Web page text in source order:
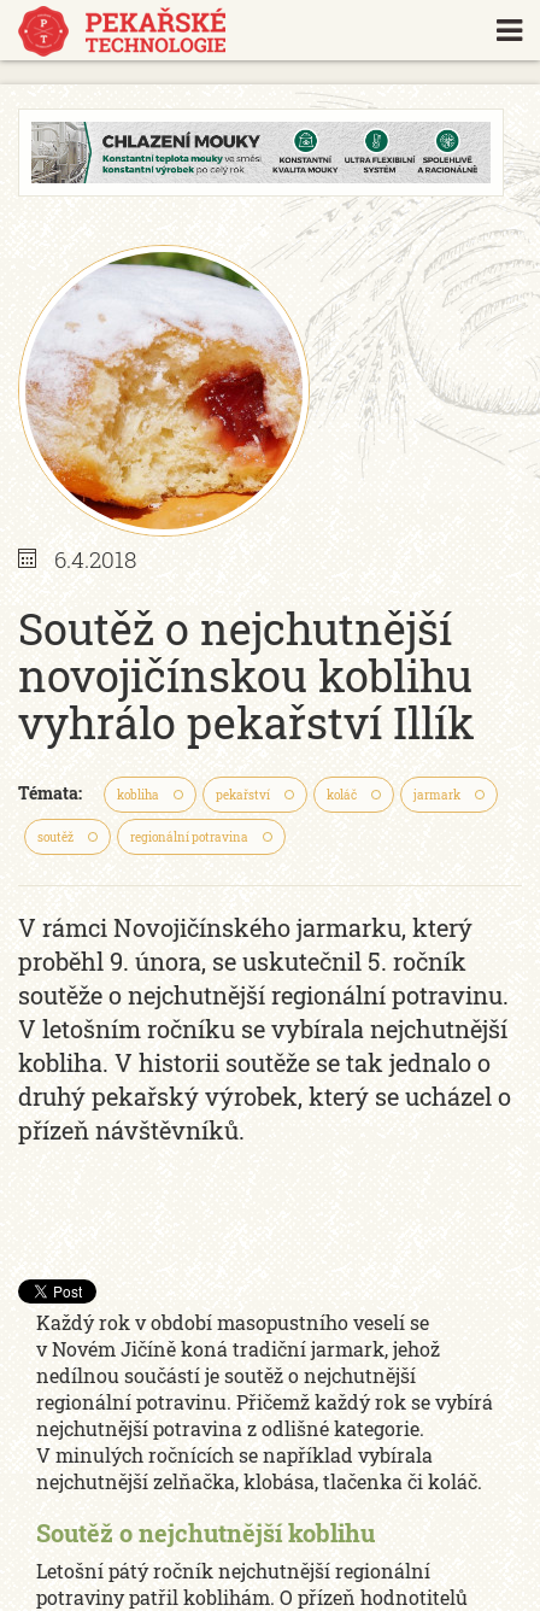
https://www.traditionrolex.com/18
6.4.2018
Soutěž o nejchutnější
novojičínskou koblihu
vyhrálo pekařství Illík
Témata: kobliha pekařství koláč jarmark
soutěž regionální potravina
V rámci Novojičínského jarmarku, který
proběhl 9. února, se uskutečnil 5. ročník
soutěže o nejchutnější regionální potravinu.
V letošním ročníku se vybírala nejchutnější
kobliha. V historii soutěže se tak jednalo o
druhý pekařský výrobek, který se ucházel o
přízeň návštěvníků.
Každý rok v období masopustního veselí se
v Novém Jičíně koná tradiční jarmark, jehož
nedílnou součástí je soutěž o nejchutnější
regionální potravinu. Přičemž každý rok se vybírá
nejchutnější potravina z odlišné kategorie.
V minulých ročnících se například vybírala
nejchutnější zelňačka, klobása, tlačenka či koláč.
Soutěž o nejchutnější koblihu
Letošní pátý ročník nejchutnější regionální
potraviny patřil koblihám. O přízeň hodnotitelů